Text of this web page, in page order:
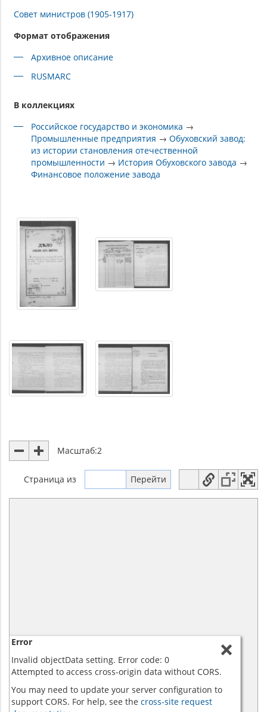
Совет министров (1905-1917)
Формат отображения
Архивное описание
RUSMARC
В коллекциях
Российское государство и экономика →
Промышленные предприятия →Обуховский завод:
из истории становления отечественной
промышленности → История Обуховского завода →
Финансовое положение завода
Масштаб:2
Страница из
Error
Invalid objectData setting. Error code: 0
Attempted to access cross-origin data without CORS.
You may need to update your server configuration to
support CORS. For help, see the cross-site request